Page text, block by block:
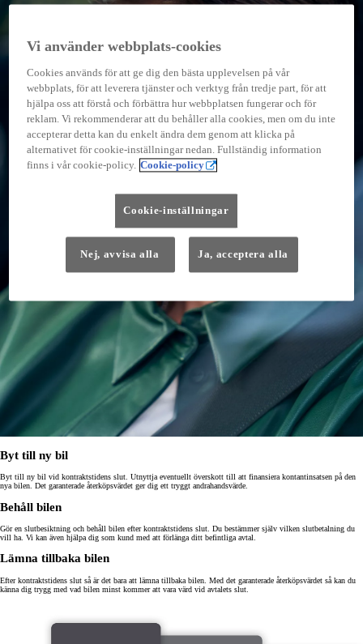
Byt till ny bil
Byt till ny bil vid kontraktstidens slut. Utnyttja eventuellt överskott till att finansiera kontantinsatsen på den
nya bilen. Det garanterade återköpsvärdet ger dig ett tryggt andrahandsvärde.
Behåll bilen
Gör en slutbesiktning och behåll bilen efter kontraktstidens slut. Du bestämmer själv vilken slutbetalning du
vill ha. Vi kan även hjälpa dig som kund med att förlänga ditt befintliga avtal.
Lämna tillbaka bilen
Efter kontraktstidens slut så är det bara att lämna tillbaka bilen. Med det garanterade återköpsvärdet så kan du
känna dig trygg med vad bilen minst kommer att vara värd vid avtalets slut.
Vi använder webbplats-cookies
Cookies används för att ge dig den bästa upplevelsen på vår
webbplats, för att leverera tjänster och verktyg från tredje part, för att
hjälpa oss att förstå och förbättra hur webbplatsen fungerar och för
reklam. Vi rekommenderar att du behåller alla cookies, men om du inte
accepterar detta kan du enkelt ändra dem genom att klicka på
alternativet för cookie-inställningar nedan. Fullständig information
finns i vår cookie-policy. Cookie-policy
Cookie-inställningar
Nej, avvisa alla Ja, acceptera alla